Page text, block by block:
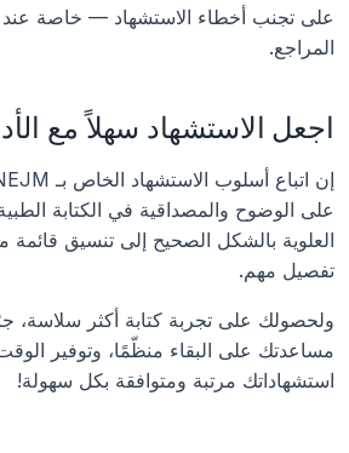
المراجع.
اجعل الاستشهاد سهلاً مع
تفصيل مهم.
ولحصولك على تجربة كتابة أكثر سلاسة،
استشهاداتك مرتبة ومتوافقة بكل سهولة!